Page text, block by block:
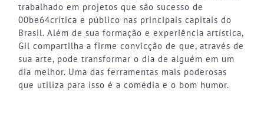
trabalhado em projetos que são sucesso de
00be64crítica e público nas principais capitais do
Brasil. Além de sua formação e experiência artística,
Gil compartilha a firme convicção de que, através de
sua arte, pode transformar o dia de alguém em um
dia melhor. Uma das ferramentas mais poderosas
que utiliza para isso é a comédia e o bom humor.